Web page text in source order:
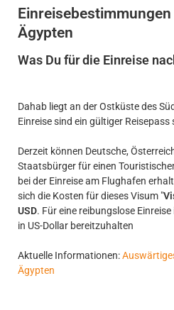
Ägypten
Was Du für die Einreise
Dahab liegt an der Ostküste des
Einreise sind ein gültiger
Derzeit können Deutsche,
Staatsbürger für einen
bei der Einreise am Flughafen
sich die Kosten für dieses Visum "
USD. Für eine reibungslose
in US-Dollar bereitzuhalten
Aktuelle Informationen:
Ägypten